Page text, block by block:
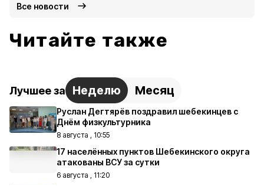
Все новости
Читайте также
Лучшее за Неделю Месяц
Руслан Дегтярёв поздравил шебекинцев с
Днём физкультурника
8 августа , 10:55
17 населённых пунктов Шебекинского округа
атакованы ВСУ за сутки
6 августа , 11:20